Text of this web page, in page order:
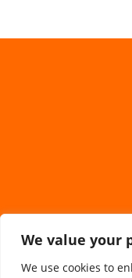
We value your
We use cookies to